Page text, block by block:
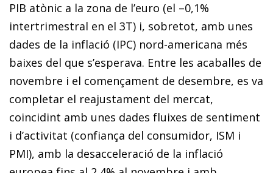
PIB atònic a la zona de l’euro (el –0,1%
intertrimestral en el 3T) i, sobretot, amb unes
dades de la inflació (IPC) nord-americana més
baixes del que s’esperava. Entre les acaballes de
novembre i el començament de desembre, es va
completar el reajustament del mercat,
coincidint amb unes dades fluixes de sentiment
i d’activitat (confiança del consumidor, ISM i
PMI), amb la desacceleració de la inflació